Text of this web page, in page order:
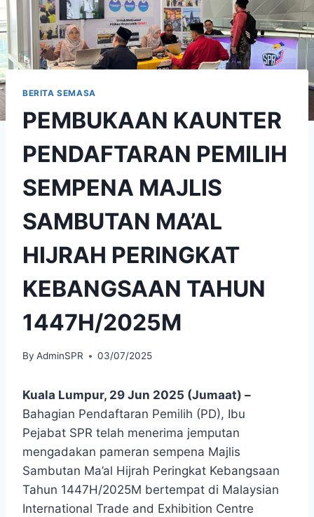
BERITA SEMASA
PEMBUKAAN KAUNTER
PENDAFTARAN PEMILIH
SEMPENA MAJLIS
SAMBUTAN MA’AL
HIJRAH PERINGKAT
KEBANGSAAN TAHUN
1447H/2025M
By AdminSPR 03/07/2025
Kuala Lumpur, 29 Jun 2025 (Jumaat) –
Bahagian Pendaftaran Pemilih (PD), Ibu
Pejabat SPR telah menerima jemputan
mengadakan pameran sempena Majlis
Sambutan Ma’al Hijrah Peringkat Kebangsaan
Tahun 1447H/2025M bertempat di Malaysian
International Trade and Exhibition Centre